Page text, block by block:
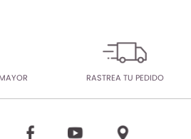
RASTREA TU PEDIDO